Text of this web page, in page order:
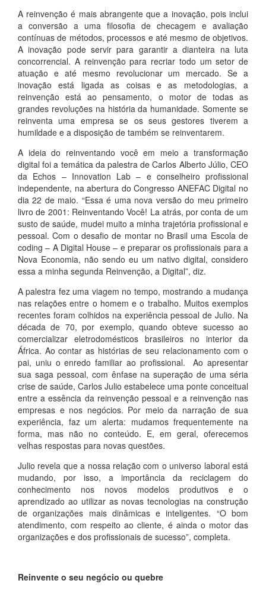
A reinvenção é mais abrangente que a inovação, pois inclui
a conversão a uma filosofia de checagem e avaliação
contínuas de métodos, processos e até mesmo de objetivos.
A inovação pode servir para garantir a dianteira na luta
concorrencial. A reinvenção para recriar todo um setor de
atuação e até mesmo revolucionar um mercado. Se a
inovação está ligada as coisas e as metodologias, a
reinvenção está ao pensamento, o motor de todas as
grandes revoluções na história da humanidade. Somente se
reinventa uma empresa se os seus gestores tiverem a
humildade e a disposição de também se reinventarem.
A ideia do reinventando você em meio a transformação
digital foi a temática da palestra de Carlos Alberto Júlio, CEO
da Echos – Innovation Lab – e conselheiro profissional
independente, na abertura do Congresso ANEFAC Digital no
dia 22 de maio. “Essa é uma nova versão do meu primeiro
livro de 2001: Reinventando Você! La atrás, por conta de um
susto de saúde, mudei muito a minha trajetória profissional e
pessoal. Com o desafio de montar no Brasil uma Escola de
coding – A Digital House – e preparar os profissionais para a
Nova Economia, não sendo eu um nativo digital, considero
essa a minha segunda Reinvenção, a Digital”, diz.
A palestra fez uma viagem no tempo, mostrando a mudança
nas relações entre o homem e o trabalho. Muitos exemplos
recentes foram colhidos na experiência pessoal de Julio. Na
década de 70, por exemplo, quando obteve sucesso ao
comercializar eletrodomésticos brasileiros no interior da
África. Ao contar as histórias de seu relacionamento com o
pai, uniu o enredo familiar ao profissional. Ao apresentar
sua saga pessoal, com ênfase na superação de uma séria
crise de saúde, Carlos Julio estabelece uma ponte conceitual
entre a essência da reinvenção pessoal e a reinvenção nas
empresas e nos negócios. Por meio da narração de sua
experiência, faz um alerta: mudamos frequentemente na
forma, mas não no conteúdo. E, em geral, oferecemos
velhas respostas para novas questões.
Julio revela que a nossa relação com o universo laboral está
mudando, por isso, a importância da reciclagem do
conhecimento nos novos modelos produtivos e o
aprendizado ao utilizar as novas tecnologias na construção
de organizações mais dinâmicas e inteligentes. “O bom
atendimento, com respeito ao cliente, é ainda o motor das
organizações e dos profissionais de sucesso”, completa.
Reinvente o seu negócio ou quebre